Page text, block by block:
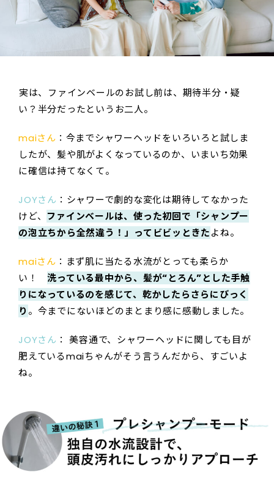
――実は、ファインベールのお試し前は、期待半分・疑
い？半分だったというお二人。
maiさん ：今までシャワーヘッドをいろいろと試しま
したが、髪や肌がよくなっているのか、いまいち効果
に確信は持てなくて。
JOYさん ：シャワーで劇的な変化は期待してなかった
けど、 ファインベールは、使った初回で「シャンプー
の泡立ちから全然違う！」ってビビッときたよね。
maiさん ：まず肌に当たる水流がとっても柔らか
い！洗っている最中から、髪が“とろん”とした手触
りになっているのを感じて、乾かしたらさらにびっく
り 。今までにないほどのまとまり感に感動しました。
JOYさん ： 美容通で、シャワーヘッドに関しても目が
肥えているmaiちゃんがそう言うんだから、すごいよ
ね。